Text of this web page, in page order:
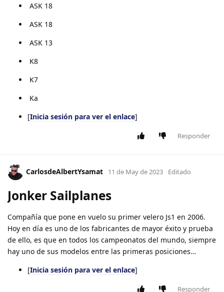
ASK 18
ASK 18
ASK 13
K8
K7
Ka
[Inicia sesión para ver el enlace]
Responder
CarlosdeAlbertYsamat 11 de May de 2023 Editado
Jonker Sailplanes
Compañía que pone en vuelo su primer velero Js1 en 2006.
Hoy en día es uno de los fabricantes de mayor éxito y prueba
de ello, es que en todos los campeonatos del mundo, siempre
hay uno de sus modelos entre las primeras posiciones…
[Inicia sesión para ver el enlace]
Responder